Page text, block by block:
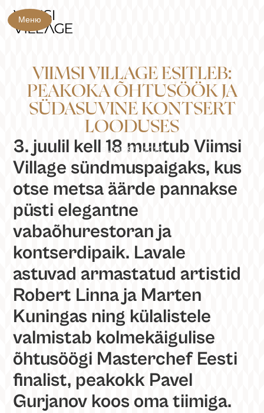
Меню
VIIMSI VILLAGE ESITLEB:
PEAKOKA ÕHTUSÖÖK JA
SÜDASUVINE KONTSERT
LOODUSES
BLOGI 29/5/2026
3. juulil kell 18 muutub Viimsi
Village sündmuspaigaks, kus
otse metsa äärde pannakse
püsti elegantne
vabaõhurestoran ja
kontserdipaik. Lavale
astuvad armastatud artistid
Robert Linna ja Marten
Kuningas ning külalistele
valmistab kolmekäigulise
õhtusöögi Masterchef Eesti
finalist, peakokk Pavel
Gurjanov koos oma tiimiga.